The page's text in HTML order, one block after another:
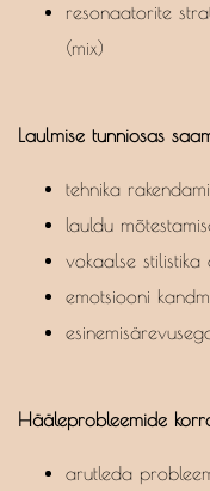
resonaatorite
(mix)
Laulmise tunniosas
tehnika
lauldu
vokaalse stilistika
emotsiooni
Hääleprobleemide
arutleda